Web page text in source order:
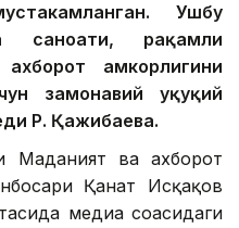
Ушбу
саноати, рақамли
ҳамкорлигини
замонавий ҳуқуқий
Р. Қажибаева.
Маданият ва ахборот
Қанат Исқақов
медиа соҳасидаги